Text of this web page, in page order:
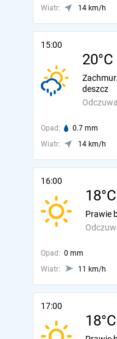
Wiatr:
14 km/h
15:00
20°C
deszcz
Opad: 0.7 mm
Wiatr:
14 km/h
16:00
18°C
Prawie
Opad: 0 mm
Wiatr:
11 km/h
17:00
18°C